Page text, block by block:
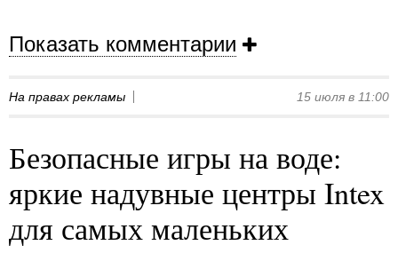
Показать комментарии
На правах рекламы 15 июля в 11:00
Безопасные игры на воде:
яркие надувные центры Intex
для самых маленьких